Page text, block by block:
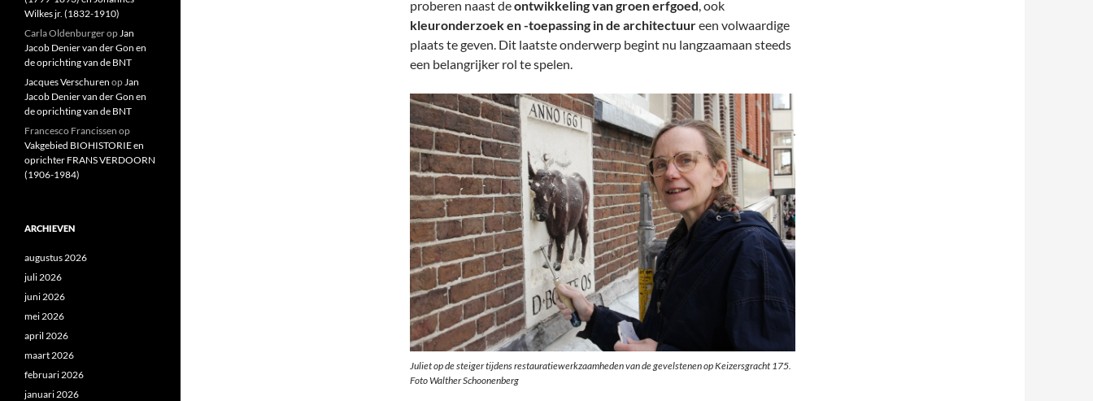
proberen naast deontwikkeling van groen erfgoed, ook
kleuronderzoek en -toepassing in de architectuureen volwaardige
plaats te geven. Dit laatste onderwerp begint nu langzaamaan steeds
een belangrijker rol te spelen.
Juliet op de steiger tijdens restauratiewerkzaamheden van de gevelstenen op Keizersgracht 175.
Foto Walther Schoonenberg
Wilkes jr. (1832-1910)
Carla Oldenburgerop Jan
Jacob Denier van der Gon en
de oprichting van de BNT
Jacques Verschuren op Jan
Jacob Denier van der Gon en
de oprichting van de BNT
Francesco Francissen op
Vakgebied BIOHISTORIE en
oprichter FRANS VERDOORN
(1906-1984)
ARCHIEVEN
augustus 2026
juli 2026
juni 2026
mei 2026
april 2026
maart 2026
februari 2026
januari 2026